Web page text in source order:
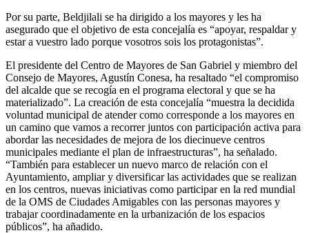
Por su parte, Beldjilali se ha dirigido a los mayores y les ha
asegurado que el objetivo de esta concejalía es “apoyar, respaldar y
estar a vuestro lado porque vosotros sois los protagonistas”.
El presidente del Centro de Mayores de San Gabriel y miembro del
Consejo de Mayores, Agustín Conesa, ha resaltado “el compromiso
del alcalde que se recogía en el programa electoral y que se ha
materializado”. La creación de esta concejalía “muestra la decidida
voluntad municipal de atender como corresponde a los mayores en
un camino que vamos a recorrer juntos con participación activa para
abordar las necesidades de mejora de los diecinueve centros
municipales mediante el plan de infraestructuras”, ha señalado.
“También para establecer un nuevo marco de relación con el
Ayuntamiento, ampliar y diversificar las actividades que se realizan
en los centros, nuevas iniciativas como participar en la red mundial
de la OMS de Ciudades Amigables con las personas mayores y
trabajar coordinadamente en la urbanización de los espacios
públicos”, ha añadido.